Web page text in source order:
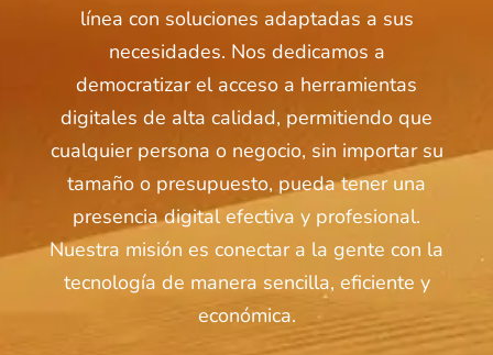
línea con soluciones adaptadas a sus
necesidades. Nos dedicamos a
democratizar el acceso a herramientas
digitales de alta calidad, permitiendo que
cualquier persona o negocio, sin importar su
tamaño o presupuesto, pueda tener una
presencia digital efectiva y profesional.
Nuestra misión es conectar a la gente con la
tecnología de manera sencilla, eficiente y
económica.